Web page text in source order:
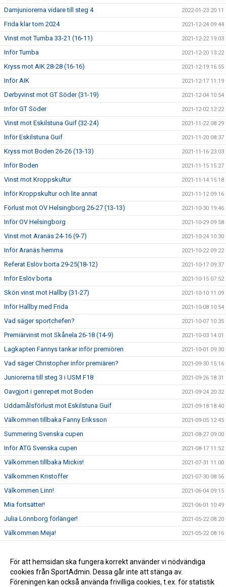
Damjuniorerna vidare till steg 4 2022-01-23 20:11
Frida klar tom 2024 2021-12-24 09:44
Vinst mot Tumba 33-21 (16-11) 2021-12-22 19:03
Inför Tumba 2021-12-20 13:22
Kryss mot AIK 28-28 (16-16) 2021-12-19 16:55
Inför AIK 2021-12-17 11:19
Derbyvinst mot GT Söder (31-19) 2021-12-04 10:54
Inför GT Söder 2021-12-02 12:22
Vinst mot Eskilstuna Guif (32-24) 2021-11-22 08:29
Inför Eskilstuna Guif 2021-11-20 08:37
Kryss mot Boden 26-26 (13-13) 2021-11-16 23:03
Inför Boden 2021-11-15 15:27
Vinst mot Kroppskultur 2021-11-14 15:18
Inför Kroppskultur och lite annat 2021-11-12 09:16
Förlust mot OV Helsingborg 26-27 (13-13) 2021-10-30 19:46
Inför OV Helsingborg 2021-10-29 09:58
Vinst mot Aranäs 24-16 (9-7) 2021-10-24 10:30
Inför Aranäs hemma 2021-10-22 09:22
Referat Eslöv borta 29-25(18-12) 2021-10-17 09:37
Inför Eslöv borta 2021-10-15 07:52
Skön vinst mot Hallby (31-27) 2021-10-10 11:09
Inför Hallby med Frida 2021-10-08 10:54
Vad säger sportchefen? 2021-10-07 10:35
Premiärvinst mot Skånela 26-18 (14-9) 2021-10-03 14:01
Lagkapten Fannys tankar inför premiören 2021-10-01 09:30
Vad säger Christopher inför premiären? 2021-09-30 15:16
Juniorerna till steg 3 i USM F18 2021-09-26 18:31
Oavgjort i genrepet mot Boden 2021-09-24 20:32
Uddamålsförlust mot Eskilstuna Guif 2021-09-18 18:40
Välkommen tillbaka Fanny Eriksson 2021-09-05 12:45
Summering Svenska cupen 2021-08-27 09:00
Inför ATG Svenska cupen 2021-08-17 11:52
Välkommen tillbaka Mickis! 2021-07-31 11:00
Välkommen Kristoffer 2021-07-30 08:56
Välkommen Linn! 2021-06-04 09:15
Mia fortsätter! 2021-06-01 10:49
Julia Lönnborg förlänger! 2021-05-22 08:20
Välkommen Meja! 2021-05-22 08:16
Välkommen Meja! 2021-05-14 15:39
Julia Lönnborg förlänger! 2021-05-14 15:38
För att hemsidan ska fungera korrekt använder vi nödvändiga
cookies från SportAdmin. Dessa går inte att stänga av.
Föreningen kan också använda frivilliga cookies, t.ex. för statistik